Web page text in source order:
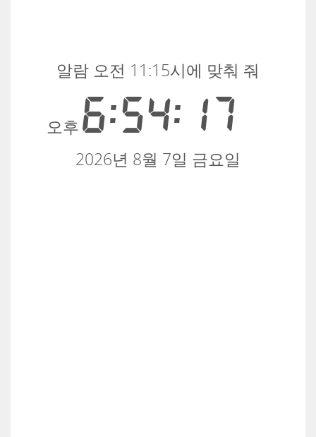
오후 6:54:17
알람 오전 11:15시에 맞춰 줘
2026년 8월 7일 금요일